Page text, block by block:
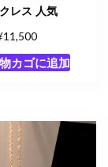
レス 人気
11,500
カゴに追加